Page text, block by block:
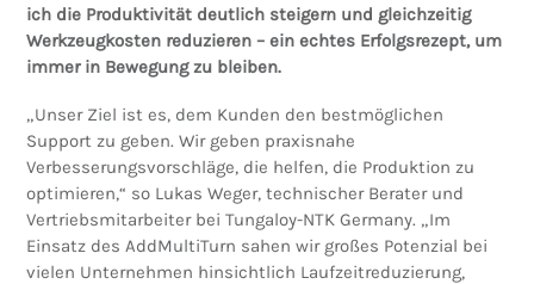
ich die Produktivität deutlich steigern und gleichzeitig
Werkzeugkosten reduzieren – ein echtes Erfolgsrezept, um
immer in Bewegung zu bleiben.
„Unser Ziel ist es, dem Kunden den bestmöglichen
Support zu geben. Wir geben praxisnahe
Verbesserungsvorschläge, die helfen, die Produktion zu
optimieren,“ so Lukas Weger, technischer Berater und
Vertriebsmitarbeiter bei Tungaloy-NTK Germany. „Im
Einsatz des AddMultiTurn sahen wir großes Potenzial bei
vielen Unternehmen hinsichtlich Laufzeitreduzierung,